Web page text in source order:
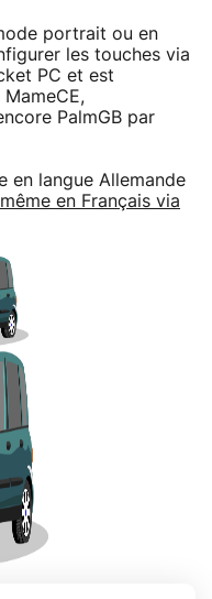
portrait ou en
les touches via
PC et est
PalmGB par
en langue Allemande
en Français via